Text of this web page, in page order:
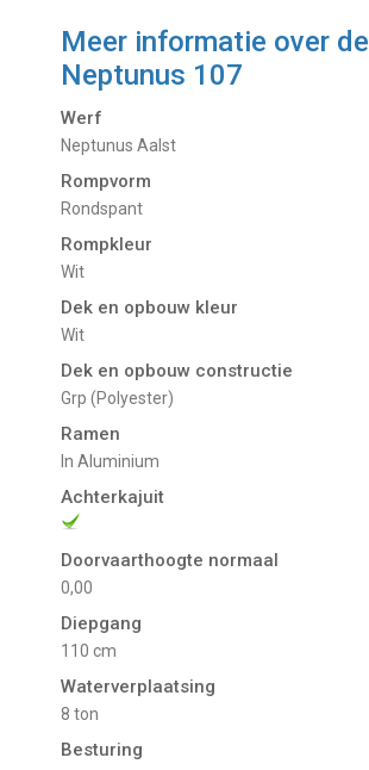
Meer informatie over de
Neptunus 107
Werf
Neptunus Aalst
Rompvorm
Rondspant
Rompkleur
Wit
Dek en opbouw kleur
Wit
Dek en opbouw constructie
Grp (Polyester)
Ramen
in Aluminium
Achterkajuit
Doorvaarthoogte normaal
0,00
Diepgang
110 cm
Waterverplaatsing
8 ton
Besturing